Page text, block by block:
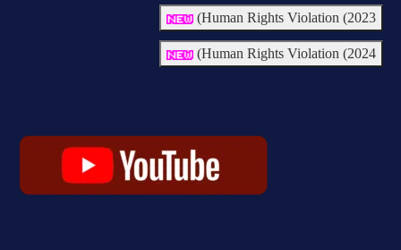
Human Rights Violation (2023)
Human Rights Violation (2024)